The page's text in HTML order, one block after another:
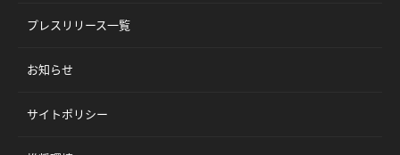
プレスリリース一覧
お知らせ
サイトポリシー